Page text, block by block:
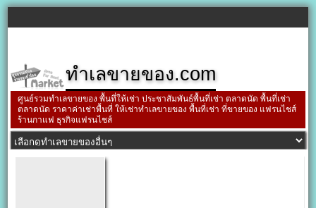
ทำเลขายของ.com
ศูนย์รวมทำเลขายของ พื้นที่ให้เช่า ประชาสัมพันธ์พื้นที่เช่า ตลาดนัด พื้นที่เช่า
ตลาดนัด ราคาค่าเช่าพื้นที่ ให้เช่าทำเลขายของ พื้นที่เช่า ที่ขายของ แฟรนไชส์
ร้านกาแฟ ธุรกิจแฟรนไชส์